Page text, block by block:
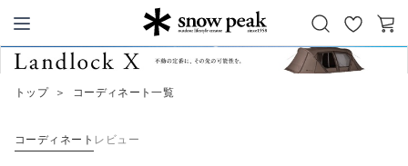
Snow Peak
お
気
カ
トップ ＞ コーディネート一覧
コーディネート レビュー